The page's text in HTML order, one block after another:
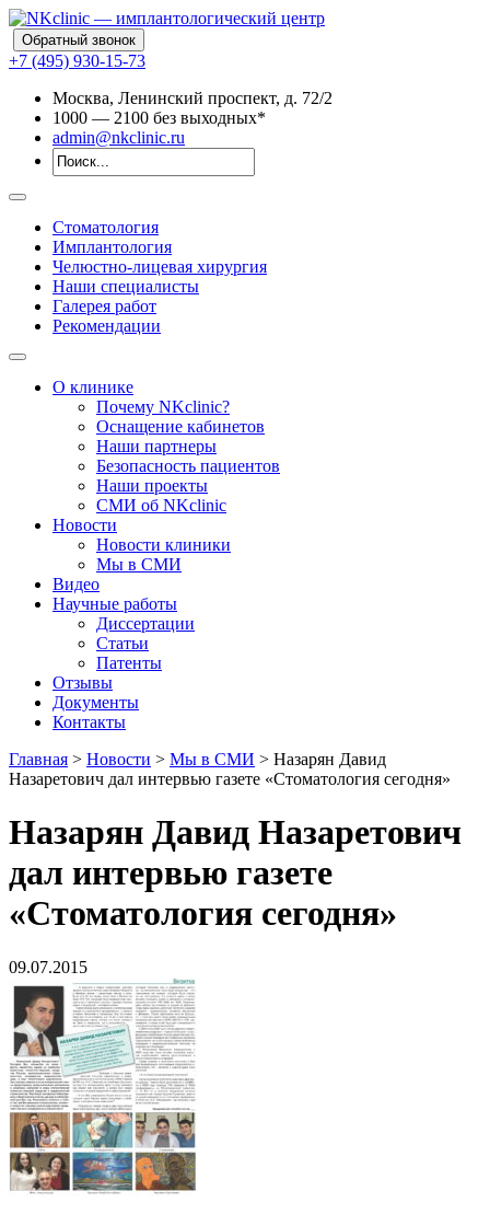
Обратный звонок
+7 (495) 930-15-73
Москва, Ленинский проспект, д. 72/2
1000 — 2100 без выходных*
admin@nkclinic.ru
Стоматология
Имплантология
Челюстно-лицевая хирургия
Наши специалисты
Галерея работ
Рекомендации
О клинике
Почему NKclinic?
Оснащение кабинетов
Наши партнеры
Безопасность пациентов
Наши проекты
СМИ об NKclinic
Новости
Новости клиники
Мы в СМИ
Видео
Научные работы
Диссертации
Статьи
Патенты
Отзывы
Документы
Контакты
Главная > Новости > Мы в СМИ > Назарян Давид
Назаретович дал интервью газете «Стоматология сегодня»
Назарян Давид Назаретович
дал интервью газете
«Стоматология сегодня»
09.07.2015